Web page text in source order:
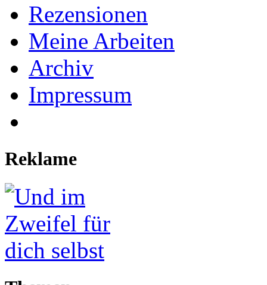
Rezensionen
Meine Arbeiten
Archiv
Impressum
Reklame